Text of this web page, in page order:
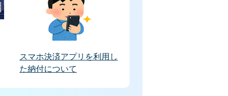
スマホ決済アプリを利用し
た納付について